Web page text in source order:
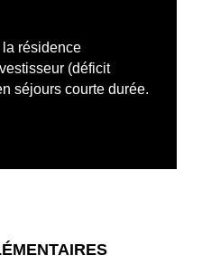
résidence
(déficit
séjours courte durée.